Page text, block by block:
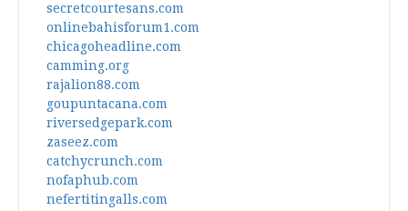
secretcourtesans.com
onlinebahisforum1.com
chicagoheadline.com
camming.org
rajalion88.com
goupuntacana.com
riversedgepark.com
zaseez.com
catchycrunch.com
nofaphub.com
nefertitingalls.com